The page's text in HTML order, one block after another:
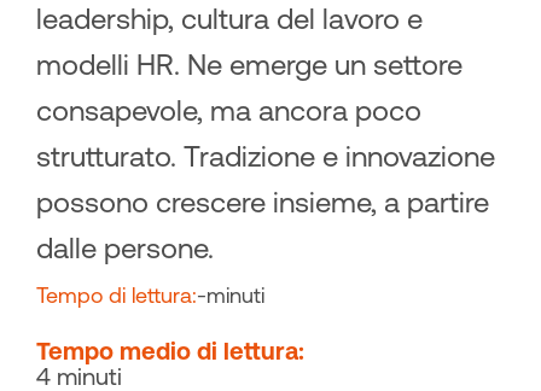
leadership, cultura del lavoro e
modelli HR. Ne emerge un settore
consapevole, ma ancora poco
strutturato. Tradizione e innovazione
possono crescere insieme, a partire
dalle persone.
Tempo di lettura:-minuti
Tempo medio di lettura:
4 minuti